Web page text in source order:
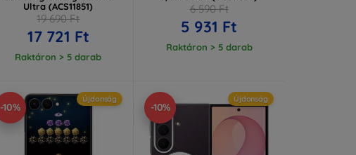
Ultra (ACS11851)
19 690 Ft
17 721 Ft
Raktáron > 5 darab
6 590 Ft
5 931 Ft
Raktáron > 5 darab
-10%
Újdonság
-10%
Újdonság